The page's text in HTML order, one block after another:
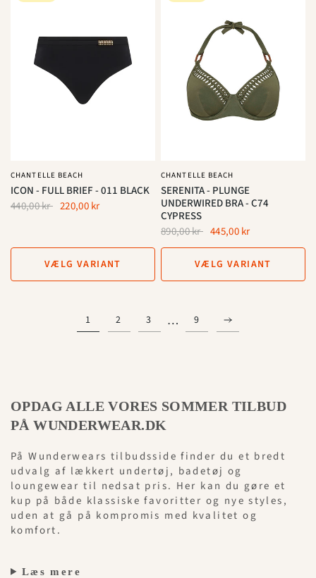
CHANTELLE BEACH
ICON - FULL BRIEF - 011 BLACK
440,00 kr 220,00 kr
VÆLG VARIANT
CHANTELLE BEACH
SERENITA - PLUNGE
UNDERWIRED BRA - C74
CYPRESS
890,00 kr 445,00 kr
VÆLG VARIANT
1 2 3 … 9
OPDAG ALLE VORES SOMMER TILBUD
PÅ WUNDERWEAR.DK
På Wunderwears tilbudsside finder du et bredt
udvalg af lækkert undertøj, badetøj og
loungewear til nedsat pris. Her kan du gøre et
kup på både klassiske favoritter og nye styles,
uden at gå på kompromis med kvalitet og
komfort.
Læs mere